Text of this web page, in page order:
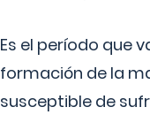
Es el período que
formación de la
susceptible de